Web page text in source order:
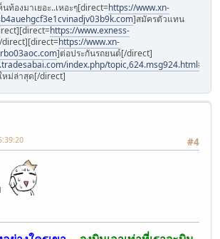
ท้องมาเยอะ..เหอะๆ[direct=https://www.xn-
]สมัครตัวแทน
https://www.exness-
https://www.xn-
]ต่อประกันรถยนต์[/direct]
index.php/
หม่ล่าสุด[/direct]
#4